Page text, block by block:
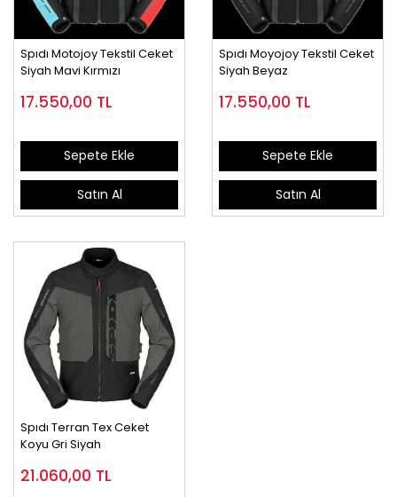
Spıdı Motojoy Tekstil Ceket
Siyah Mavi Kırmızı
17.550,00 TL
Sepete Ekle
Satın Al
Spıdı Moyojoy Tekstil Ceket
Siyah Beyaz
17.550,00 TL
Sepete Ekle
Satın Al
Spıdı Terran Tex Ceket
Koyu Gri Siyah
21.060,00 TL